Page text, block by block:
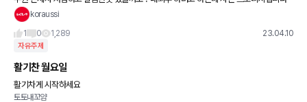
아예 아무것도 보르는 세린이입니다
koraussi
1
0 1,289 23.04.10
자유주제
활기찬 월요일
활기차게 시작하세요
토토내꼬얌